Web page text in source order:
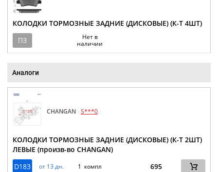
КОЛОДКИ ТОРМОЗНЫЕ ЗАДНИЕ (ДИСКОВЫЕ) (К-Т 4ШТ)
ПЗ
Нет в
наличии
Аналоги
CHANGAN S***0
КОЛОДКИ ТОРМОЗНЫЕ ЗАДНИЕ (ДИСКОВЫЕ) (К-Т 2ШТ)
ЛЕВЫЕ (произв-во CHANGAN)
D183
от 13 дн. 1 компл 695